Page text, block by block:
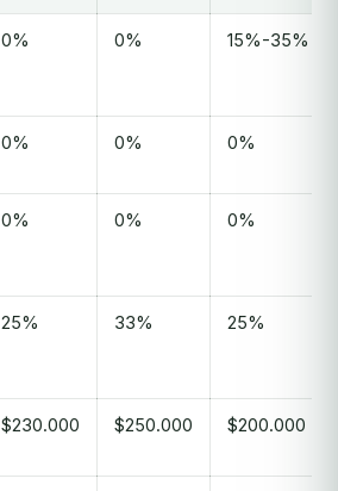
0% 0% 15%-35%
0% 0% 0%
0% 0% 0%
25% 33% 25%
$230.000 $250.000 $200.000